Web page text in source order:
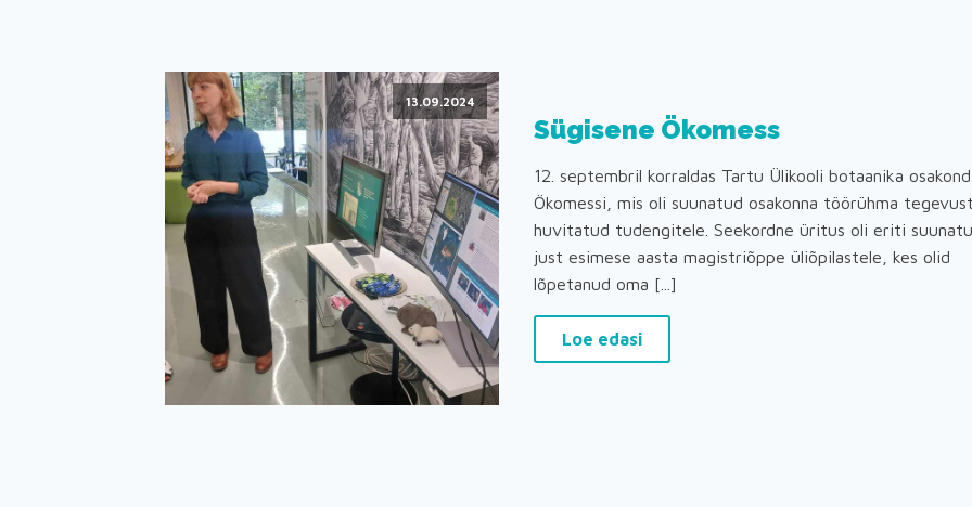
13.09.2024
Sügisene Ökomess
12. septembril korraldas Tartu Ülikooli botaanika osakond
Ökomessi, mis oli suunatud osakonna töörühma
huvitatud tudengitele. Seekordne üritus oli eriti
just esimese aasta magistriõppe üliõpilastele, kes olid
lõpetanud oma [...]
Loe edasi